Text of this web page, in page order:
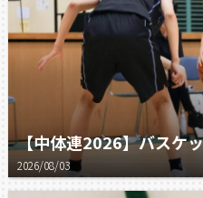
2026/08/03